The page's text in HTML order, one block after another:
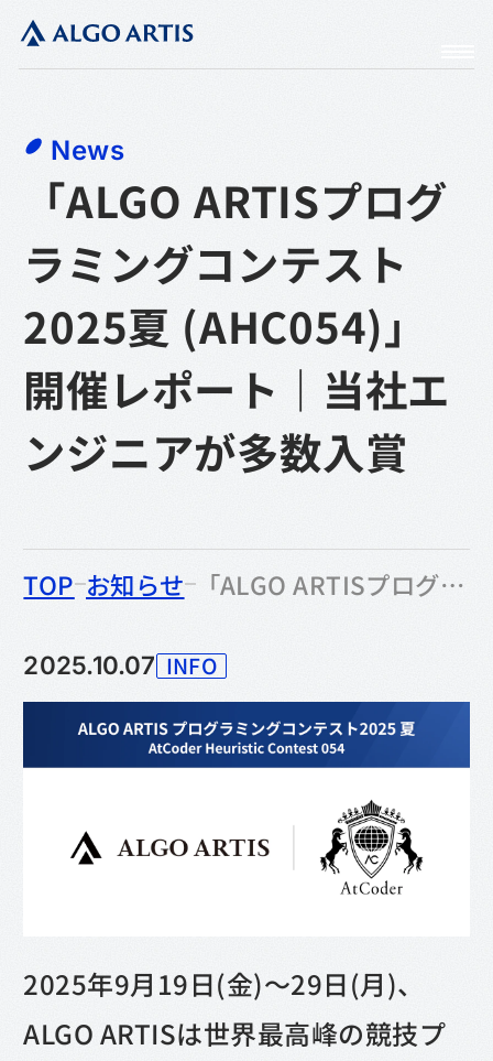
News
「ALGO ARTISプログ
ラミングコンテスト
2025夏 (AHC054)」
開催レポート｜当社エ
ンジニアが多数入賞
TOP お知らせのなかの 「ALGO ARTISプログラミングコンテスト 2025夏 (AHC054)」開催レポート｜当社エンジニアが多数入賞
2025.10.07
カテゴリー
INFO
2025年9月19日(金)〜29日(月)、
ALGO ARTISは世界最高峰の競技プ